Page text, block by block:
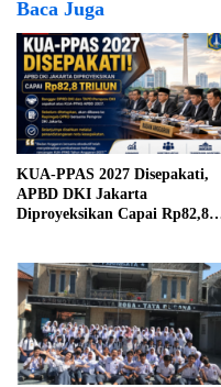
Baca Juga
KUA-PPAS 2027 Disepakati,
APBD DKI Jakarta
Diproyeksikan Capai Rp82,8